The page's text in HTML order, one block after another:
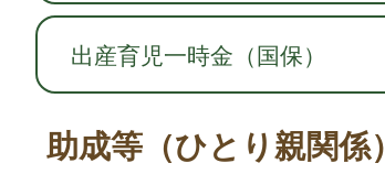
出産育児一時金（国保）
助成等（ひとり親関係）